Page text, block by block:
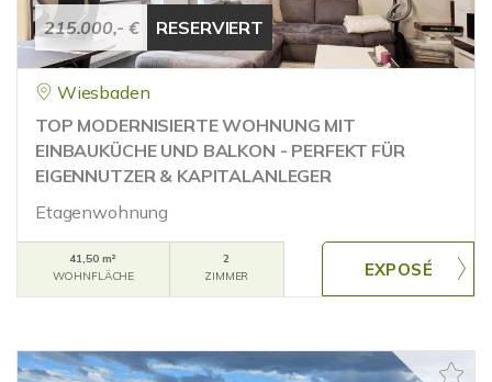
215.000,- € RESERVIERT
Wiesbaden
TOP MODERNISIERTE WOHNUNG MIT
EINBAUKÜCHE UND BALKON - PERFEKT FÜR
EIGENNUTZER & KAPITALANLEGER
Etagenwohnung
41,50 m²
WOHNFLÄCHE
2
ZIMMER